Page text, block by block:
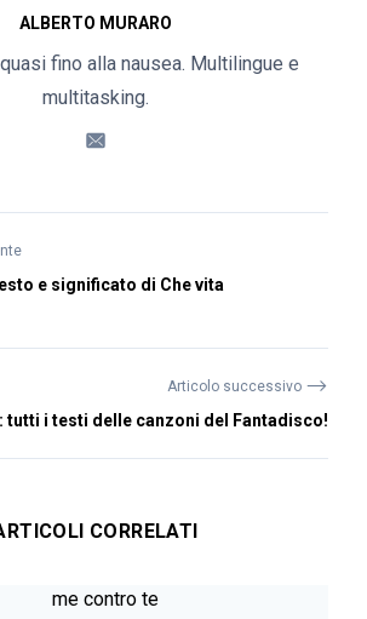
ALBERTO MURARO
fino alla nausea. Multilingue e
multitasking.
e significato di Che vita
Articolo successivo ⟶
tutti i testi delle canzoni del Fantadisco!
CORRELATI